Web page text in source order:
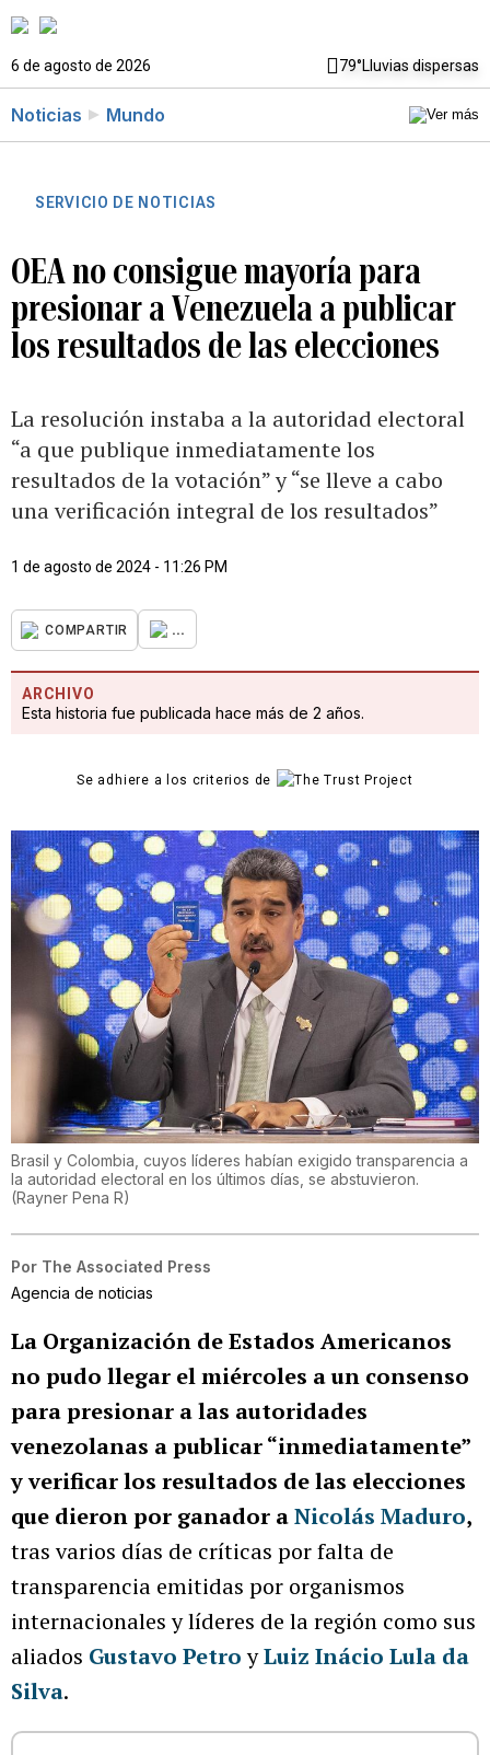
6 de agosto de 2026 79°Lluvias dispersas
Noticias Mundo
SERVICIO DE NOTICIAS
OEA no consigue mayoría para
presionar a Venezuela a publicar
los resultados de las elecciones
La resolución instaba a la autoridad electoral
“a que publique inmediatamente los
resultados de la votación” y “se lleve a cabo
una verificación integral de los resultados”
1 de agosto de 2024 - 11:26 PM
COMPARTIR ...
ARCHIVO
Esta historia fue publicada hace más de 2 años.
Se adhiere a los criterios de
Brasil y Colombia, cuyos líderes habían exigido transparencia a
la autoridad electoral en los últimos días, se abstuvieron.
(Rayner Pena R)
Por The Associated Press
Agencia de noticias
La Organización de Estados Americanos
no pudo llegar el miércoles a un consenso
para presionar a las autoridades
venezolanas a publicar “inmediatamente”
y verificar los resultados de las elecciones
que dieron por ganador aNicolás Maduro,
tras varios días de críticas por falta de
transparencia emitidas por organismos
internacionales y líderes de la región como sus
aliados Gustavo PetroyLuiz Inácio Lula da
Silva.